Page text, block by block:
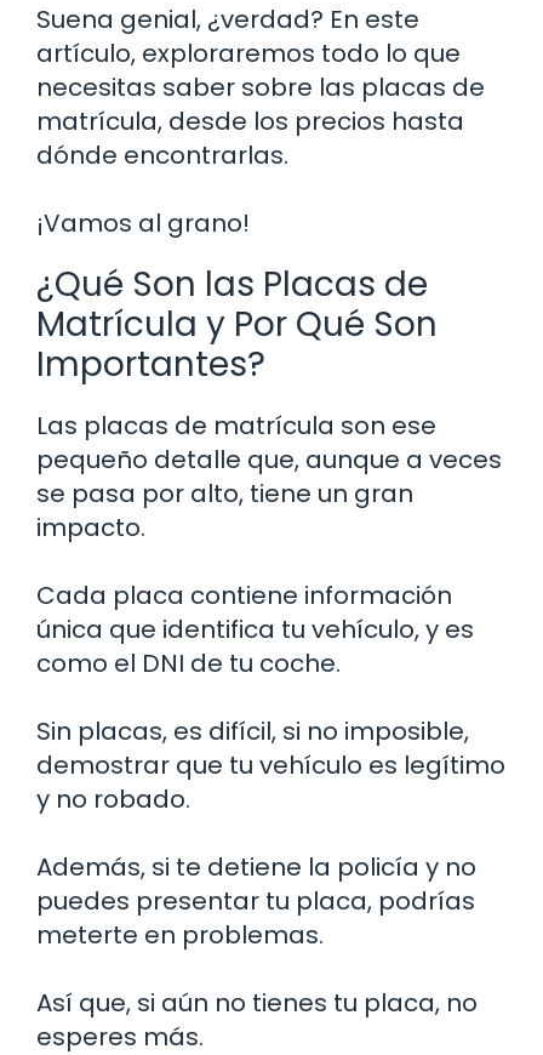
Suena genial, ¿verdad? En este
artículo, exploraremos todo lo que
necesitas saber sobre las placas de
matrícula, desde los precios hasta
dónde encontrarlas.
¡Vamos al grano!
¿Qué Son las Placas de
Matrícula y Por Qué Son
Importantes?
Las placas de matrícula son ese
pequeño detalle que, aunque a veces
se pasa por alto, tiene un gran
impacto.
Cada placa contiene información
única que identifica tu vehículo, y es
como el DNI de tu coche.
Sin placas, es difícil, si no imposible,
demostrar que tu vehículo es legítimo
y no robado.
Además, si te detiene la policía y no
puedes presentar tu placa, podrías
meterte en problemas.
Así que, si aún no tienes tu placa, no
esperes más.